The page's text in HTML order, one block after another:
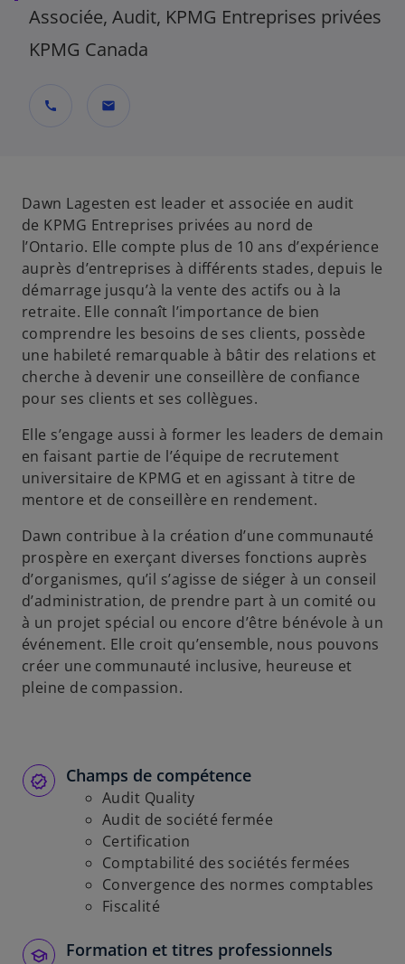
Associée, Audit, KPMG Entreprises privées
KPMG Canada
call mail
Dawn Lagesten est leader et associée en audit
de KPMG Entreprises privées au nord de
l’Ontario. Elle compte plus de 10 ans d’expérience
auprès d’entreprises à différents stades, depuis le
démarrage jusqu’à la vente des actifs ou à la
retraite. Elle connaît l’importance de bien
comprendre les besoins de ses clients, possède
une habileté remarquable à bâtir des relations et
cherche à devenir une conseillère de confiance
pour ses clients et ses collègues.
Elle s’engage aussi à former les leaders de demain
en faisant partie de l’équipe de recrutement
universitaire de KPMG et en agissant à titre de
mentore et de conseillère en rendement.
Dawn contribue à la création d’une communauté
prospère en exerçant diverses fonctions auprès
d’organismes, qu’il s’agisse de siéger à un conseil
d’administration, de prendre part à un comité ou
à un projet spécial ou encore d’être bénévole à un
événement. Elle croit qu’ensemble, nous pouvons
créer une communauté inclusive, heureuse et
pleine de compassion.
Champs de compétence
Audit Quality
Audit de société fermée
Certification
Comptabilité des sociétés fermées
Convergence des normes comptables
Fiscalité
Formation et titres professionnels